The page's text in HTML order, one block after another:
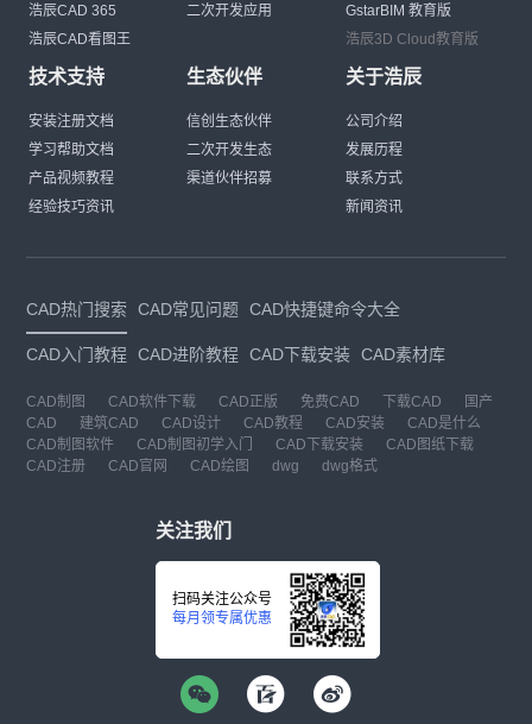
浩辰CAD 365
浩辰CAD看图王
二次开发应用
GstarBIM 教育版
浩辰3D Cloud教育版
技术支持
安装注册文档
学习帮助文档
产品视频教程
经验技巧资讯
生态伙伴
信创生态伙伴
二次开发生态
渠道伙伴招募
关于浩辰
公司介绍
发展历程
联系方式
新闻资讯
CAD热门搜索 CAD常见问题 CAD快捷键命令大全
CAD入门教程 CAD进阶教程 CAD下载安装 CAD素材库
CAD制图 CAD软件下载 CAD正版 免费CAD 下载CAD
国产
CAD
建筑CAD CAD设计 CAD教程 CAD安装
CAD是什么
CAD制图软件
CAD制图初学入门 CAD下载安装
CAD图纸下载
CAD注册
CAD官网 CAD绘图 dwg dwg格式
关注我们
扫码关注公众号
每月领专属优惠